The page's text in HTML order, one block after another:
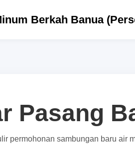
Berkah Banua
Pasang
permohonan sambungan baru air